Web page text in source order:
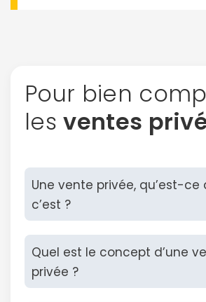
Pour bien
lesventes
Une vente privée, qu’est-ce
c’est ?
Quel est le concept d’une
privée ?